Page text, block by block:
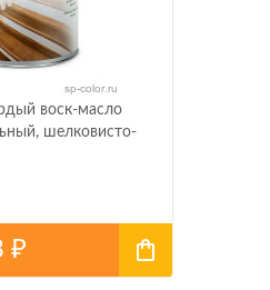
воск-масло
шелковисто-
₽